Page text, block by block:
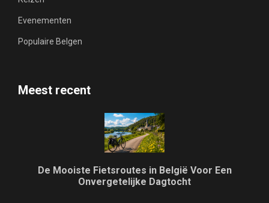
Evenementen
Populaire Belgen
Meest recent
De Mooiste Fietsroutes in België Voor Een
Onvergetelijke Dagtocht